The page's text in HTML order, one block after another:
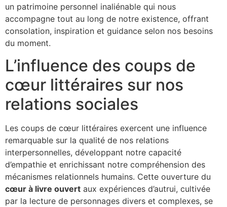
un patrimoine personnel inaliénable qui nous
accompagne tout au long de notre existence, offrant
consolation, inspiration et guidance selon nos besoins
du moment.
L’influence des coups de
cœur littéraires sur nos
relations sociales
Les coups de cœur littéraires exercent une influence
remarquable sur la qualité de nos relations
interpersonnelles, développant notre capacité
d’empathie et enrichissant notre compréhension des
mécanismes relationnels humains. Cette ouverture du
cœur à livre ouvert aux expériences d’autrui, cultivée
par la lecture de personnages divers et complexes, se